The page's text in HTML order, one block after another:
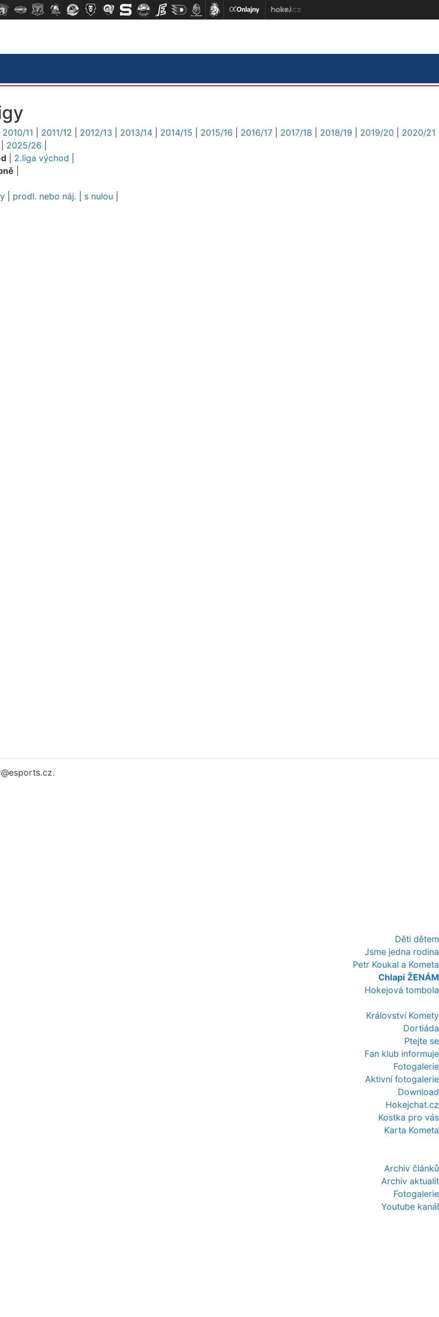
Děti dětem
Jsme jedna rodina
Petr Koukal a Kometa
Chlapi ŽENÁM
Hokejová tombola
Království Komety
Dortiáda
Ptejte se
Fan klub informuje
Fotogalerie
Aktivní fotogalerie
Download
Hokejchat.cz
Kostka pro vás
Karta Kometa
Archiv článků
Archiv aktualit
Fotogalerie
Youtube kanál
2010/11 2011/12 2012/13 2013/14 2014/15 2015/16 2016/17 2017/18 2018/19 2019/20
2020/21
2025/26
2.liga východ
prodl. nebo náj. s nulou
@esports.cz.